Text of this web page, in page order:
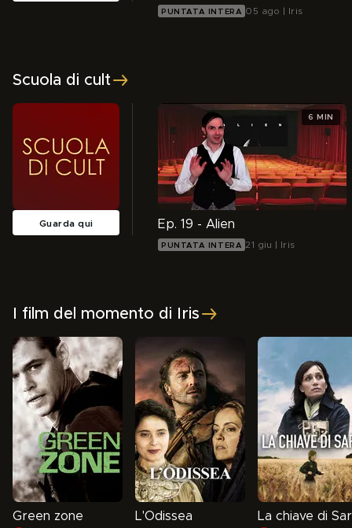
PUNTATA INTERA 05 ago | Iris
Scuola di cult
Guarda qui Ep. 19 - Alien
PUNTATA INTERA 21 giu | Iris
6 MIN
I film del momento di Iris
Green zone L'Odissea La chiave di